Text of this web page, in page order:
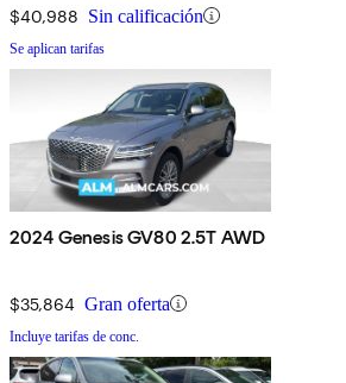
$40,988 Sin calificación
Se aplican tarifas
2024 Genesis GV80 2.5T AWD
$35,864 Gran oferta
Incluye tarifas de conc.